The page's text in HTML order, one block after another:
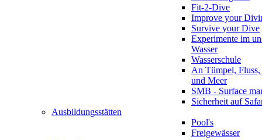
Fit-2-Dive
Improve your
Survive your Dive
Experimente im
Wasser
Wasserschule
An Tümpel,
und Meer
SMB - Surface
Sicherheit auf
Ausbildungsstätten
Pool's
Freigewässer